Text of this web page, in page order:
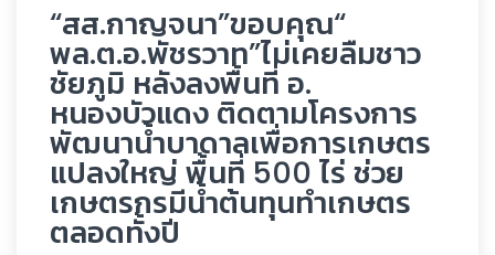
“สส.กาญจนา”ขอบคุณ“
พล.ต.อ.พัชรวาท”ไม่เคยลืมชาว
ชัยภูมิ หลังลงพื้นที่ อ.
หนองบัวแดง ติดตามโครงการ
พัฒนาน้ำบาดาลเพื่อการเกษตร
แปลงใหญ่ พื้นที่ 500 ไร่ ช่วย
เกษตรกรมีน้ำต้นทุนทำเกษตร
ตลอดทั้งปี